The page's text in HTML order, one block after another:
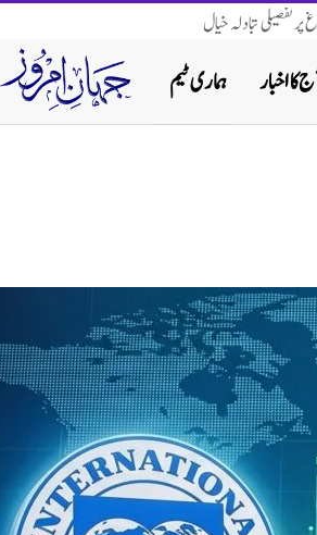
تفصیلی تبادلہ خیال
ہماری ٹیم کا اخبار